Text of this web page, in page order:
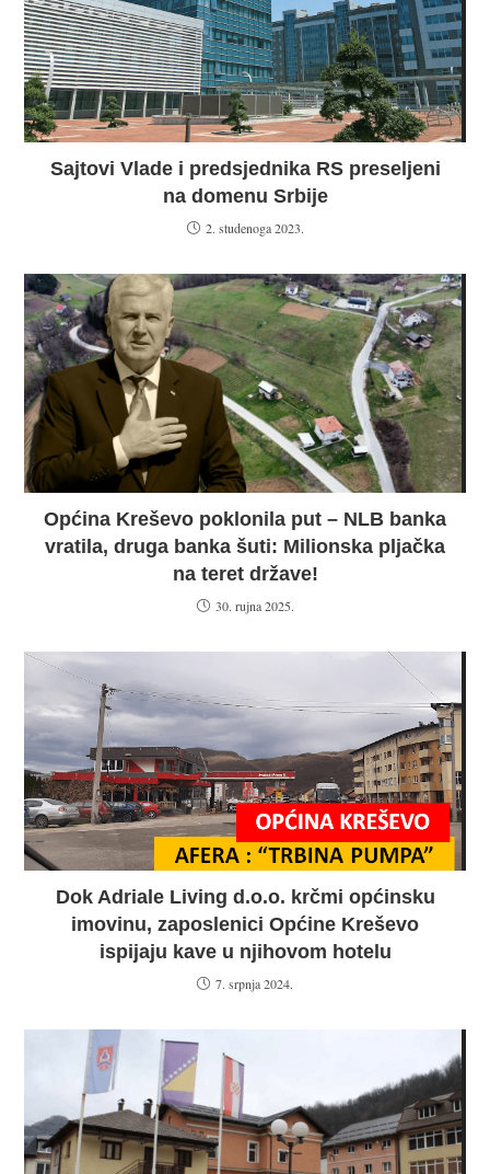
Sajtovi Vlade i predsjednika RS preseljeni
na domenu Srbije
2. studenoga 2023.
Općina Kreševo poklonila put – NLB banka
vratila, druga banka šuti: Milionska pljačka
na teret države!
30. rujna 2025.
Dok Adriale Living d.o.o. krčmi općinsku
imovinu, zaposlenici Općine Kreševo
ispijaju kave u njihovom hotelu
7. srpnja 2024.